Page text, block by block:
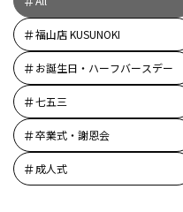
福山店 KUSUNOKI
お誕生日・ハーフバースデー
七五三
卒業式・謝恩会
成人式